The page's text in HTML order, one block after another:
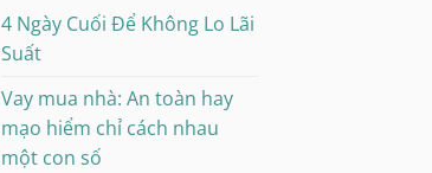
4 Ngày Cuối Để Không Lo Lãi
Suất
Vay mua nhà: An toàn hay
mạo hiểm chỉ cách nhau
một con số